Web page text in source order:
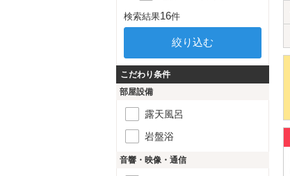
検索結果16件
こだわり条件
部屋設備
露天風呂
岩盤浴
音響・映像・通信